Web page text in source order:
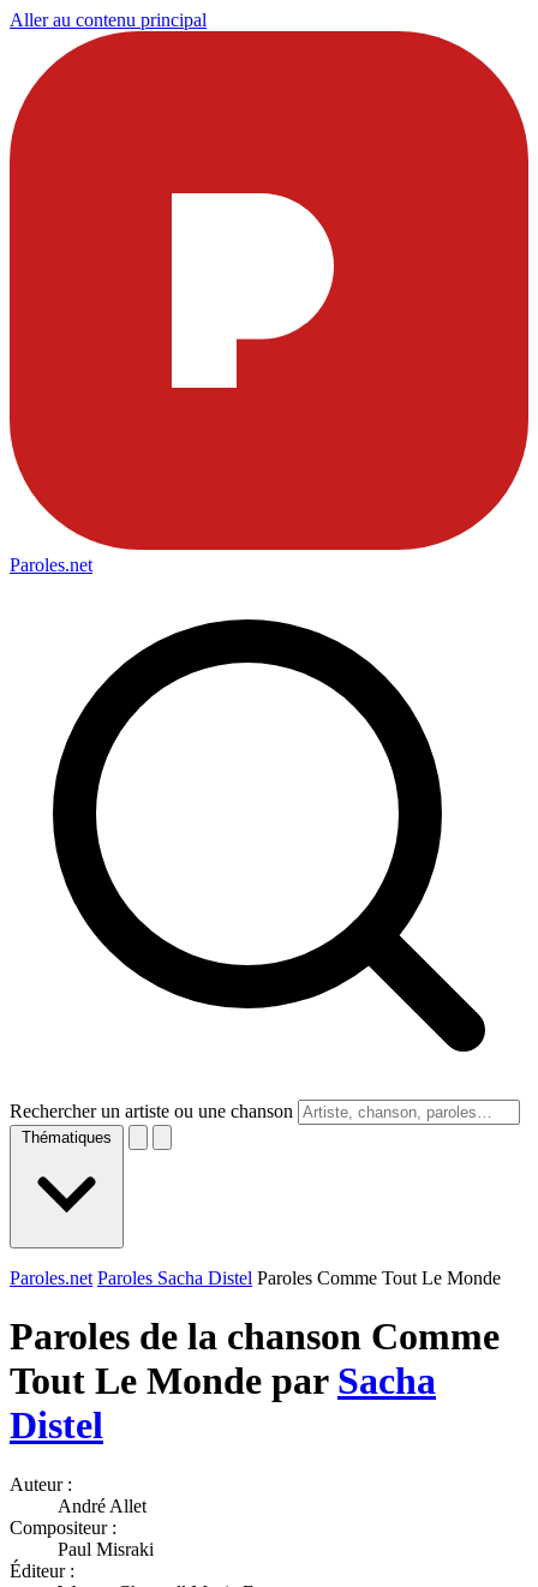
Aller au contenu principal
Paroles.net
Rechercher un artiste ou une chanson
Thématiques
Paroles.net Paroles Sacha Distel Paroles Comme Tout Le Monde
Paroles de la chanson Comme
Tout Le Monde par Sacha
Distel
Auteur :
André Allet
Compositeur :
Paul Misraki
Éditeur :